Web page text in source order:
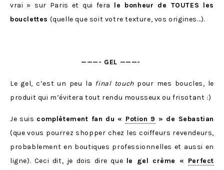
vrai » sur Paris et qui fera le bonheur de TOUTES les
bouclettes (quelle que soit votre texture, vos origines…).
———- GEL ———-
Le gel, c’est un peu la final touchpour mes boucles, le
produit qui m’évitera tout rendu mousseux ou frisotant :)
Je suis complètement fan du « Potion 9 » de Sebastian
(que vous pourrez shopper chez les coiffeurs revendeurs,
probablement en boutiques professionnelles et aussi en
ligne). Ceci dit, je dois dire que le gel crème « Perfect